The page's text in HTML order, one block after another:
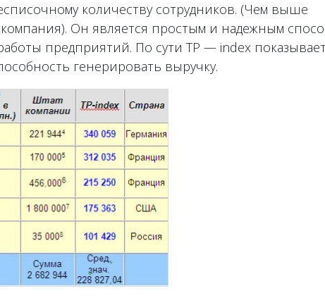
количеству сотрудников. (Чем выше
Он является простым и надежным
предприятий. По сути TP — index
генерировать выручку.